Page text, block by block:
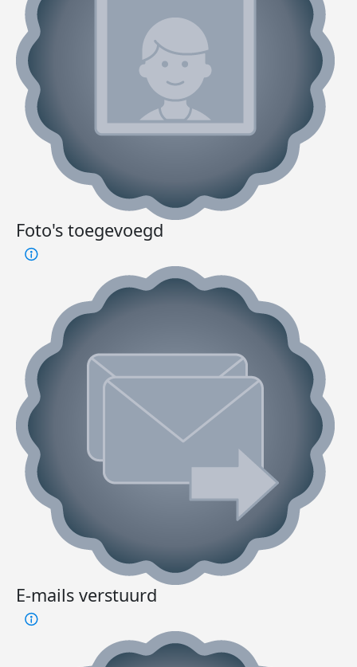
Foto's toegevoegd
E-mails verstuurd